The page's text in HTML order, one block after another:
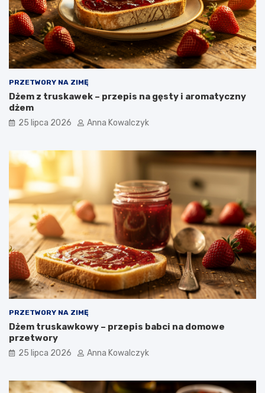
PRZETWORY NA ZIMĘ
Dżem z truskawek – przepis na gęsty i aromatyczny
dżem
25 lipca 2026 Anna Kowalczyk
PRZETWORY NA ZIMĘ
Dżem truskawkowy – przepis babci na domowe
przetwory
25 lipca 2026 Anna Kowalczyk